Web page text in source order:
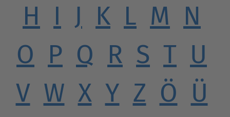
H I J K L M N
O P Q R S T U
V W X Y Z Ö Ü